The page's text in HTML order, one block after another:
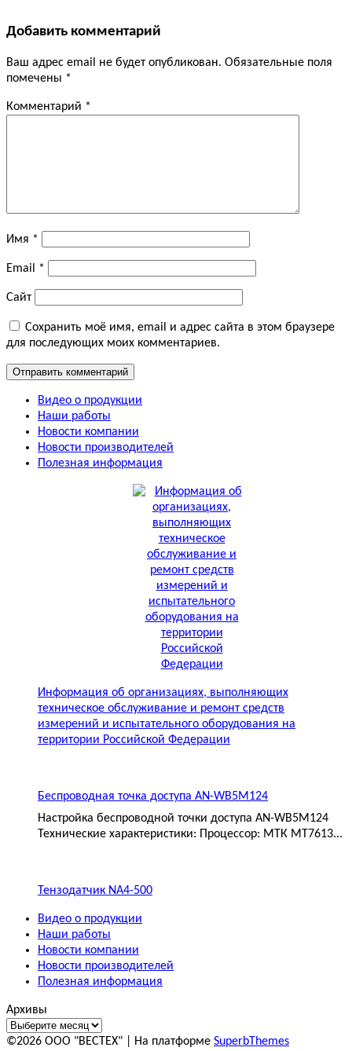
Добавить комментарий
Ваш адрес email не будет опубликован. Обязательные поля
помечены *
Комментарий *
Имя *
Email *
Сайт
Сохранить моё имя, email и адрес сайта в этом браузере
для последующих моих комментариев.
Видео о продукции
Наши работы
Новости компании
Новости производителей
Полезная информация
Информация об организациях, выполняющих
техническое обслуживание и ремонт средств
измерений и испытательного оборудования на
территории Российской Федерации
Беспроводная точка доступа AN-WB5M124
Настройка беспроводной точки доступа AN-WB5M124
Технические характеристики: Процессор: МТК MT7613...
Тензодатчик NA4-500
Видео о продукции
Наши работы
Новости компании
Новости производителей
Полезная информация
Архивы
©2026 ООО "ВЕСТЕХ" | На платформе SuperbThemes